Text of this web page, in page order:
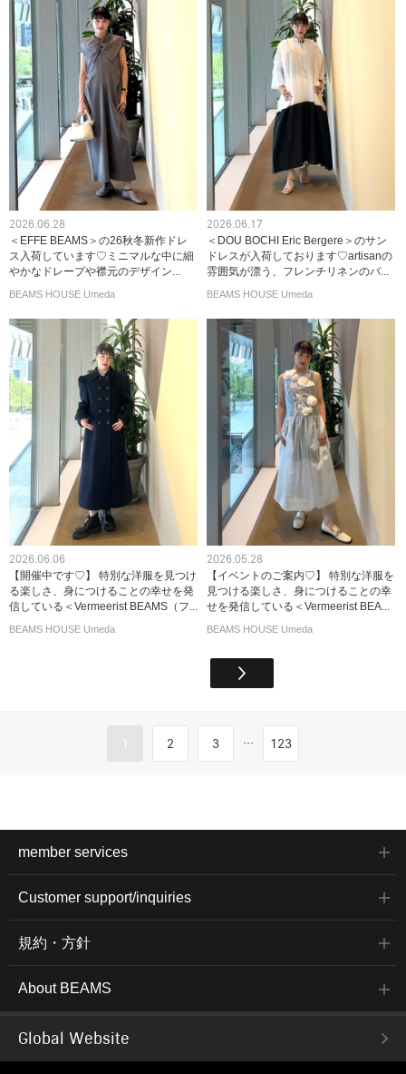
2026.06.28
＜EFFE BEAMS＞の26秋冬新作ドレ
ス入荷しています♡ミニマルな中に細
やかなドレープや襟元のデザイン...
BEAMS HOUSE Umeda
2026.06.17
＜DOU BOCHI Eric Bergere＞のサン
ドレスが入荷しております♡artisanの
雰囲気が漂う、フレンチリネンのバ...
BEAMS HOUSE Umeda
2026.06.06
【開催中です♡】 特別な洋服を見つけ
る楽しさ、身につけることの幸せを発
信している＜Vermeerist BEAMS（フ...
BEAMS HOUSE Umeda
2026.05.28
【イベントのご案内♡】 特別な洋服を
見つける楽しさ、身につけることの幸
せを発信している＜Vermeerist BEA...
BEAMS HOUSE Umeda
1 2 3 ... 123
member services
Customer support/inquiries
規約・方針
About BEAMS
Global Website